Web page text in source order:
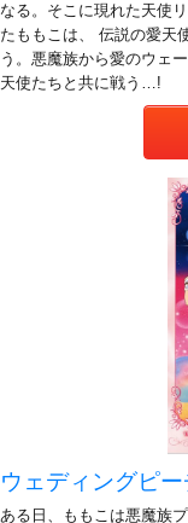
なる。そこに現れた天使
たももこは、 伝説の愛天
う。悪魔族から愛のウェ
天使たちと共に戦う…!
ウェディングピ
ある日、ももこは悪魔族